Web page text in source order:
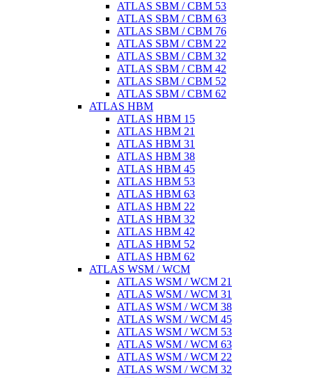
ATLAS SBM / CBM 53
ATLAS SBM / CBM 63
ATLAS SBM / CBM 76
ATLAS SBM / CBM 22
ATLAS SBM / CBM 32
ATLAS SBM / CBM 42
ATLAS SBM / CBM 52
ATLAS SBM / CBM 62
ATLAS HBM
ATLAS HBM 15
ATLAS HBM 21
ATLAS HBM 31
ATLAS HBM 38
ATLAS HBM 45
ATLAS HBM 53
ATLAS HBM 63
ATLAS HBM 22
ATLAS HBM 32
ATLAS HBM 42
ATLAS HBM 52
ATLAS HBM 62
ATLAS WSM / WCM
ATLAS WSM / WCM 21
ATLAS WSM / WCM 31
ATLAS WSM / WCM 38
ATLAS WSM / WCM 45
ATLAS WSM / WCM 53
ATLAS WSM / WCM 63
ATLAS WSM / WCM 22
ATLAS WSM / WCM 32